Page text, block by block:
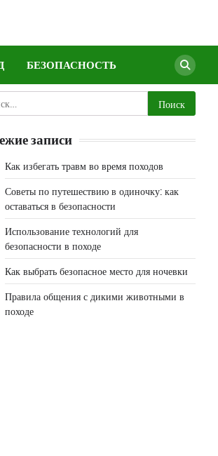
БЕЗОПАСНОСТЬ
записи
Как избегать травм во время походов
Советы по путешествию в одиночку: как
оставаться в безопасности
Использование технологий для
безопасности в походе
Как выбрать безопасное место для ночевки
Правила общения с дикими животными в
походе